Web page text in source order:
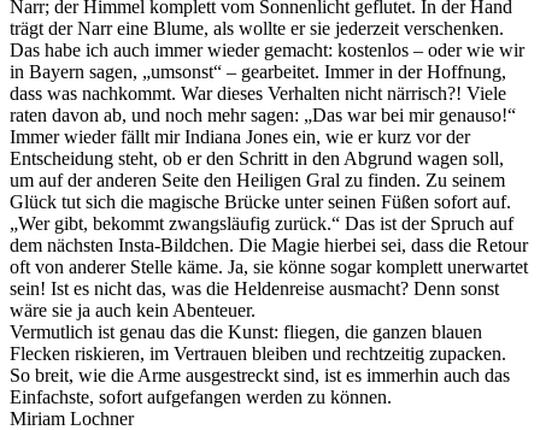
Narr; der Himmel komplett vom Sonnenlicht geflutet. In der Hand
trägt der Narr eine Blume, als wollte er sie jederzeit verschenken.
Das habe ich auch immer wieder gemacht: kostenlos – oder wie wir
in Bayern sagen, „umsonst“ – gearbeitet. Immer in der Hoffnung,
dass was nachkommt. War dieses Verhalten nicht närrisch?! Viele
raten davon ab, und noch mehr sagen: „Das war bei mir genauso!“
Immer wieder fällt mir Indiana Jones ein, wie er kurz vor der
Entscheidung steht, ob er den Schritt in den Abgrund wagen soll,
um auf der anderen Seite den Heiligen Gral zu finden. Zu seinem
Glück tut sich die magische Brücke unter seinen Füßen sofort auf.
„Wer gibt, bekommt zwangsläufig zurück.“ Das ist der Spruch auf
dem nächsten Insta-Bildchen. Die Magie hierbei sei, dass die Retour
oft von anderer Stelle käme. Ja, sie könne sogar komplett unerwartet
sein! Ist es nicht das, was die Heldenreise ausmacht? Denn sonst
wäre sie ja auch kein Abenteuer.
Vermutlich ist genau das die Kunst: fliegen, die ganzen blauen
Flecken riskieren, im Vertrauen bleiben und rechtzeitig zupacken.
So breit, wie die Arme ausgestreckt sind, ist es immerhin auch das
Einfachste, sofort aufgefangen werden zu können.
Miriam Lochner